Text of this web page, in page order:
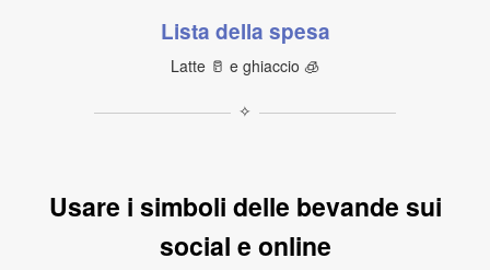
Lista della spesa
Latte 🥛 e ghiaccio 🧊
✧
Usare i simboli delle bevande sui
social e online